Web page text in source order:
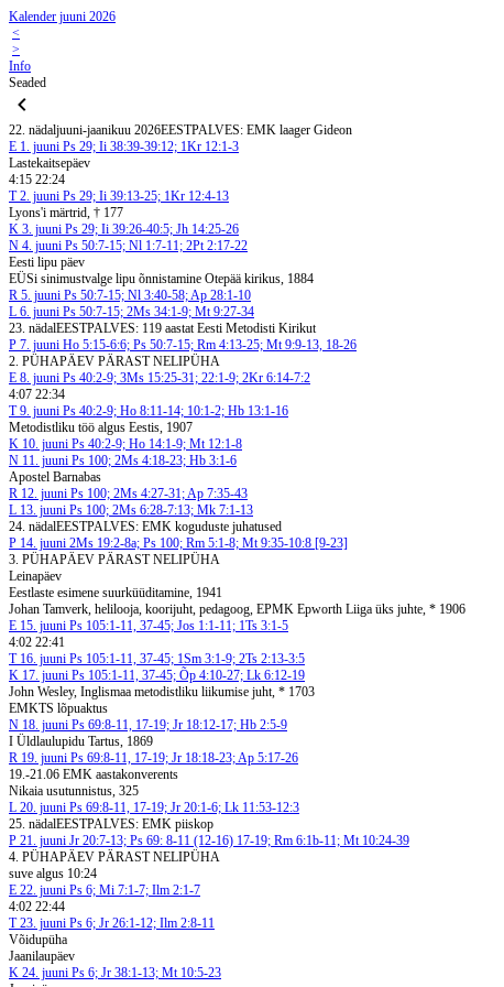
Kalender juuni 2026
<
>
Info
Seaded
22. nädaljuuni-jaanikuu 2026EESTPALVES: EMK laager Gideon
E 1. juuni Ps 29; Ii 38:39-39:12; 1Kr 12:1-3
Lastekaitsepäev
4:15 22:24
T2. juuni Ps 29; Ii 39:13-25; 1Kr 12:4-13
Lyons'i märtrid, † 177
K 3. juuni Ps 29; Ii 39:26-40:5; Jh 14:25-26
N 4. juuni Ps 50:7-15; Nl 1:7-11; 2Pt 2:17-22
Eesti lipu päev
EÜSi sinimustvalge lipu õnnistamine Otepää kirikus, 1884
R 5. juuni Ps 50:7-15; Nl 3:40-58; Ap 28:1-10
L 6. juuni Ps 50:7-15; 2Ms 34:1-9; Mt 9:27-34
23. nädalEESTPALVES: 119 aastat Eesti Metodisti Kirikut
P 7. juuni Ho 5:15-6:6; Ps 50:7-15; Rm 4:13-25; Mt 9:9-13, 18-26
2. PÜHAPÄEV PÄRAST NELIPÜHA
E 8. juuni Ps 40:2-9; 3Ms 15:25-31; 22:1-9; 2Kr 6:14-7:2
4:07 22:34
T9. juuni Ps 40:2-9; Ho 8:11-14; 10:1-2; Hb 13:1-16
Metodistliku töö algus Eestis, 1907
K 10. juuni Ps 40:2-9; Ho 14:1-9; Mt 12:1-8
N 11. juuni Ps 100; 2Ms 4:18-23; Hb 3:1-6
Apostel Barnabas
R 12. juuni Ps 100; 2Ms 4:27-31; Ap 7:35-43
L 13. juuni Ps 100; 2Ms 6:28-7:13; Mk 7:1-13
24. nädalEESTPALVES: EMK koguduste juhatused
P 14. juuni 2Ms 19:2-8a; Ps 100; Rm 5:1-8; Mt 9:35-10:8 [9-23]
3. PÜHAPÄEV PÄRAST NELIPÜHA
Leinapäev
Eestlaste esimene suurküüditamine, 1941
Johan Tamverk, helilooja, koorijuht, pedagoog, EPMK Epworth Liiga üks juhte, * 1906
E 15. juuni Ps 105:1-11, 37-45; Jos 1:1-11; 1Ts 3:1-5
4:02 22:41
T16. juuni Ps 105:1-11, 37-45; 1Sm 3:1-9; 2Ts 2:13-3:5
K 17. juuni Ps 105:1-11, 37-45; Õp 4:10-27; Lk 6:12-19
John Wesley, Inglismaa metodistliku liikumise juht, * 1703
EMKTS lõpuaktus
N 18. juuni Ps 69:8-11, 17-19; Jr 18:12-17; Hb 2:5-9
I Üldlaulupidu Tartus, 1869
R 19. juuni Ps 69:8-11, 17-19; Jr 18:18-23; Ap 5:17-26
19.-21.06 EMK aastakonverents
Nikaia usutunnistus, 325
L 20. juuni Ps 69:8-11, 17-19; Jr 20:1-6; Lk 11:53-12:3
25. nädalEESTPALVES: EMK piiskop
P 21. juuni Jr 20:7-13; Ps 69: 8-11 (12-16) 17-19; Rm 6:1b-11; Mt 10:24-39
4. PÜHAPÄEV PÄRAST NELIPÜHA
suve algus 10:24
E 22. juuni Ps 6; Mi 7:1-7; Ilm 2:1-7
4:02 22:44
T23. juuni Ps 6; Jr 26:1-12; Ilm 2:8-11
Võidupüha
Jaanilaupäev
K 24. juuni Ps 6; Jr 38:1-13; Mt 10:5-23